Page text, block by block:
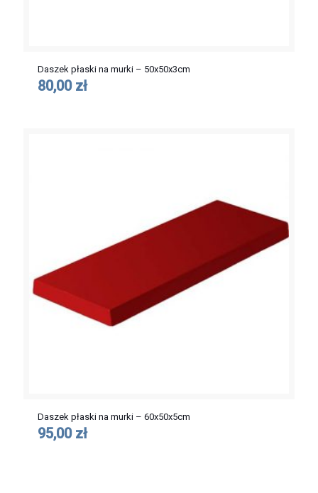
Daszek płaski na murki – 50x50x3cm
80,00 zł
Daszek płaski na murki – 60x50x5cm
95,00 zł